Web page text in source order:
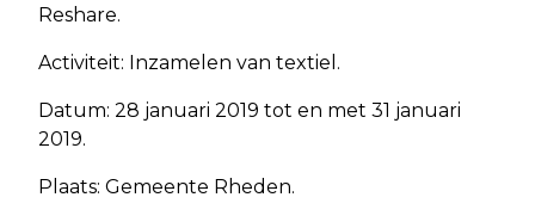
Reshare.
Activiteit: Inzamelen van textiel.
Datum: 28 januari 2019 tot en met 31 januari
2019.
Plaats: Gemeente Rheden.